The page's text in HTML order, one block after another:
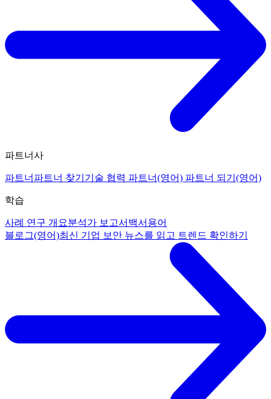
파트너사
파트너 파트너 찾기 기술 협력 파트너(영어) 파트너 되기(영어)
학습
사례 연구 개요분석가 보고서 백서 용어
블로그(영어)최신 기업 보안 뉴스를 읽고 트렌드 확인하기